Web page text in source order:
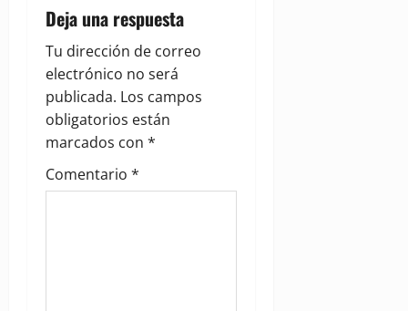
i
g
a
t
i
Deja una respuesta
Tu dirección de correo
electrónico no será
publicada. Los campos
obligatorios están
marcados con *
Comentario *